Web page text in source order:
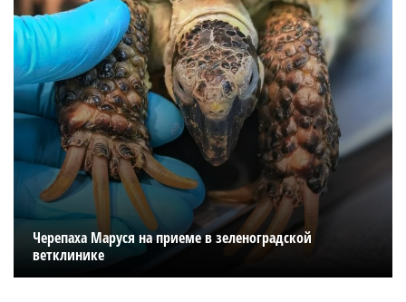
Черепаха Маруся на приеме в зеленоградской
ветклинике